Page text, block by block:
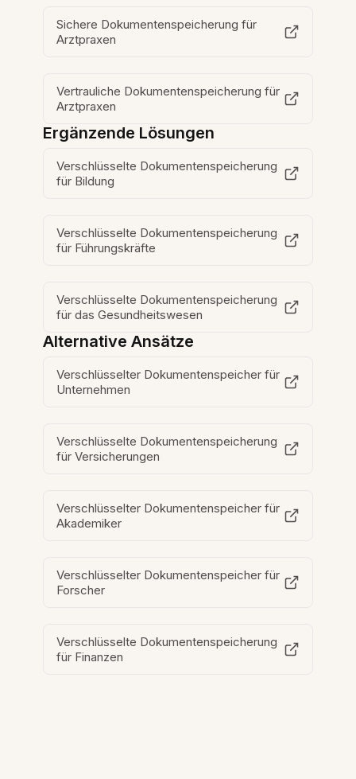
Sichere Dokumentenspeicherung für
Arztpraxen
Vertrauliche Dokumentenspeicherung für
Arztpraxen
Ergänzende Lösungen
Verschlüsselte Dokumentenspeicherung
für Bildung
Verschlüsselte Dokumentenspeicherung
für Führungskräfte
Verschlüsselte Dokumentenspeicherung
für das Gesundheitswesen
Alternative Ansätze
Verschlüsselter Dokumentenspeicher für
Unternehmen
Verschlüsselte Dokumentenspeicherung
für Versicherungen
Verschlüsselter Dokumentenspeicher für
Akademiker
Verschlüsselter Dokumentenspeicher für
Forscher
Verschlüsselte Dokumentenspeicherung
für Finanzen